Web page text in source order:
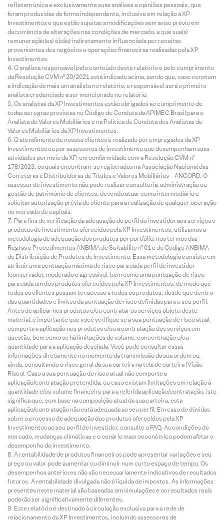
refletem única e exclusivamente suas análises e opiniões pessoais, que
foram produzidas de forma independente, inclusive em relação à XP
Investimentos e que estão sujeitas a modificações sem aviso prévio em
decorrência de alterações nas condições de mercado, e que sua(s)
remuneração(es) é(são) indiretamente influenciada por receitas
provenientes dos negócios e operações financeiras realizadas pela XP
Investimentos.
O analista responsável pelo conteúdo deste relatório e pelo cumprimento
da Resolução CVM nº 20/2021 está indicado acima, sendo que, caso constem
a indicação de mais um analista no relatório, o responsável será o primeiro
analista credenciado a ser mencionado no relatório.
Os analistas da XP Investimentos estão obrigados ao cumprimento de
todas as regras previstas no Código de Conduta da APIMEC Brasil para o
Analista de Valores Mobiliários e na Política de Conduta dos Analistas de
Valores Mobiliários da XP Investimentos.
O atendimento de nossos clientes é realizado por empregados da XP
Investimentos ou por assessores de investimento que desempenham suas
atividades por meio da XP, em conformidade com a Resolução CVM nº
178/2023, os quais encontram-se registrados na Associação Nacional das
Corretoras e Distribuidoras de Títulos e Valores Mobiliários – ANCORD. O
assessor de investimento não pode realizar consultoria, administração ou
gestão de patrimônio de clientes, devendo atuar como intermediário e
solicitar autorização prévia do cliente para a realização de qualquer operação
no mercado de capitais.
Para fins de verificação da adequação do perfil do investidor aos serviços e
produtos de investimento oferecidos pela XP Investimentos, utilizamos a
metodologia de adequação dos produtos por portfólio, nos termos das
Regras e Procedimentos ANBIMA de Suitability nº 01 e do Código ANBIMA
de Distribuição de Produtos de Investimento. Essa metodologia consiste em
atribuir uma pontuação máxima de risco para cada perfil de investidor
(conservador, moderado e agressivo), bem como uma pontuação de risco
para cada um dos produtos oferecidos pela XP Investimentos, de modo que
todos os clientes possam ter acesso a todos os produtos, desde que dentro
das quantidades e limites da pontuação de risco definidas para o seu perfil.
Antes de aplicar nos produtos e/ou contratar os serviços objeto deste
material, é importante que você verifique se a sua pontuação de risco atual
comporta a aplicação nos produtos e/ou a contratação dos serviços em
questão, bem como se há limitações de volume, concentração e/ou
quantidade para a aplicação desejada. Você pode consultar essas
informações diretamente no momento da transmissão da sua ordem ou,
ainda, consultando o risco geral da sua carteira na tela de carteira (Visão
Risco). Caso a sua pontuação de risco atual não comporte a
aplicação/contratação pretendida, ou caso existam limitações em relação à
quantidade e/ou volume financeiro para a referida aplicação/contratação, isto
significa que, com base na composição atual da sua carteira, esta
aplicação/contratação não está adequada ao seu perfil. Em caso de dúvidas
sobre o processo de adequação dos produtos oferecidos pela XP
Investimentos ao seu perfil de investidor, consulte o FAQ. As condições de
mercado, mudanças climáticas e o cenário macroeconômico podem afetar o
desempenho do investimento.
A rentabilidade de produtos financeiros pode apresentar variações e seu
preço ou valor pode aumentar ou diminuir num curto espaço de tempo. Os
desempenhos anteriores não são necessariamente indicativos de resultados
futuros. A rentabilidade divulgada não é líquida de impostos. As informações
presentes neste material são baseadas em simulações e os resultados reais
poderão ser significativamente diferentes.
Este relatório é destinado à circulação exclusiva para a rede de
relacionamento da XP Investimentos, incluindo assessores de